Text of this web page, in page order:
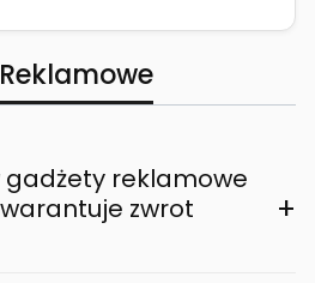
gadżety reklamowe
zwrot
+